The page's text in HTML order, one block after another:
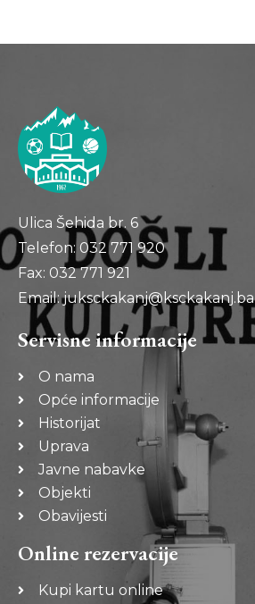
Ulica Šehida br. 6
Telefon: 032 771 920
Fax: 032 771 921
Email: juksckakanj@ksckakanj.ba
Servisne informacije
O nama
Opće informacije
Historijat
Uprava
Javne nabavke
Objekti
Obavijesti
Online rezervacije
Kupi kartu online